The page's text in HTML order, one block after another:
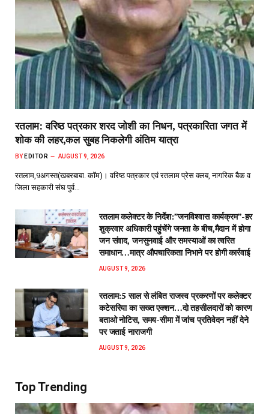
रतलाम: वरिष्ठ पत्रकार शरद जोशी का निधन, पत्रकारिता जगत में
शोक की लहर,कल सुबह निकलेगी अंतिम यात्रा
BY EDITOR AUGUST 9, 2026
रतलाम,9अगस्त(खबरबाबा. कॉम)। वरिष्ठ पत्रकार एवं रतलाम प्रेस क्लब, नागरिक बैक व
जिला सहकारी संघ पुर्व…
रतलाम कलेक्टर के निर्देश:”जनविश्वास कार्यक्रम”-हर
शुक्रवार अधिकारी पहुंचेंगे जनता के बीच,मैदान में होगा
जन संवाद, जनसुनवाई और समस्याओं का त्वरित
समाधान…मात्र औपचारिकता निभाने पर होगी कार्रवाई
AUGUST 9, 2026
रतलाम:5 साल से लंबित राजस्व प्रकरणों पर कलेक्टर
कटेसरिया का सख्त एक्शन…दो तहसीलदारों को कारण
बताओ नोटिस, समय-सीमा में जांच प्रतिवेदन नहीं देने
पर जताई नाराजगी
AUGUST 9, 2026
Top Trending